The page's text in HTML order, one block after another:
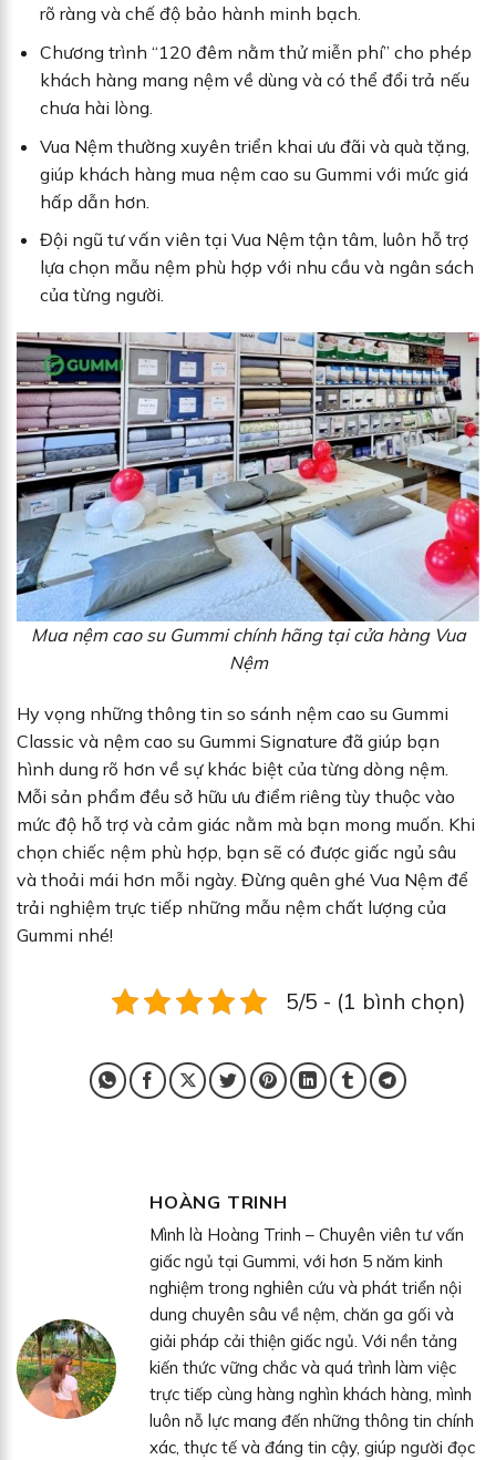
rõ ràng và chế độ bảo hành minh bạch.
Chương trình “120 đêm nằm thử miễn phí” cho phép
khách hàng mang nệm về dùng và có thể đổi trả nếu
chưa hài lòng.
Vua Nệm thường xuyên triển khai ưu đãi và quà tặng,
giúp khách hàng mua nệm cao su Gummi với mức giá
hấp dẫn hơn.
Đội ngũ tư vấn viên tại Vua Nệm tận tâm, luôn hỗ trợ
lựa chọn mẫu nệm phù hợp với nhu cầu và ngân sách
của từng người.
Mua nệm cao su Gummi chính hãng tại cửa hàng Vua
Nệm
Hy vọng những thông tin so sánh nệm cao su Gummi
Classic và nệm cao su Gummi Signature đã giúp bạn
hình dung rõ hơn về sự khác biệt của từng dòng nệm.
Mỗi sản phẩm đều sở hữu ưu điểm riêng tùy thuộc vào
mức độ hỗ trợ và cảm giác nằm mà bạn mong muốn. Khi
chọn chiếc nệm phù hợp, bạn sẽ có được giấc ngủ sâu
và thoải mái hơn mỗi ngày. Đừng quên ghé Vua Nệm để
trải nghiệm trực tiếp những mẫu nệm chất lượng của
Gummi nhé!
5/5 - (1 bình chọn)
HOÀNG TRINH
Mình là Hoàng Trinh – Chuyên viên tư vấn
giấc ngủ tại Gummi, với hơn 5 năm kinh
nghiệm trong nghiên cứu và phát triển nội
dung chuyên sâu về nệm, chăn ga gối và
giải pháp cải thiện giấc ngủ. Với nền tảng
kiến thức vững chắc và quá trình làm việc
trực tiếp cùng hàng nghìn khách hàng, mình
luôn nỗ lực mang đến những thông tin chính
xác, thực tế và đáng tin cậy, giúp người đọc